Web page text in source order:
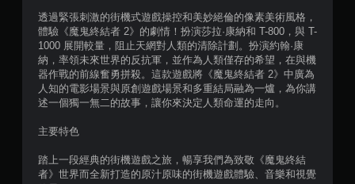
透過緊張刺激的街機式遊戲操控和美妙絕倫的像素美術風格，
體驗《魔鬼終結者 2》的劇情！扮演莎拉·康納和 T-800，與 T-
1000 展開較量，阻止天網對人類的清除計劃。扮演約翰·康
納，率領未來世界的反抗軍，並作為人類僅存的希望，在與機
器作戰的前線奮勇拼殺。這款遊戲將《魔鬼終結者 2》中廣為
人知的電影場景與原創遊戲場景和多重結局融為一爐，為你講
述一個獨一無二的故事，讓你來決定人類命運的走向。
主要特色
踏上一段經典的街機遊戲之旅，暢享我們為致敬《魔鬼終結
者》世界而全新打造的原汁原味的街機遊戲體驗、音樂和視覺